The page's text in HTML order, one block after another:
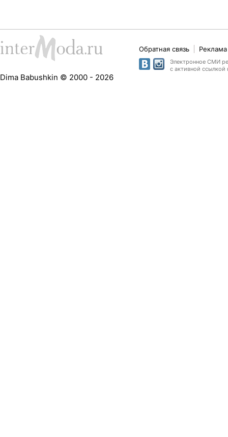
Dima Babushkin © 2000 - 2026
Обратная связь
Электронное СМИ
с активной ссылкой